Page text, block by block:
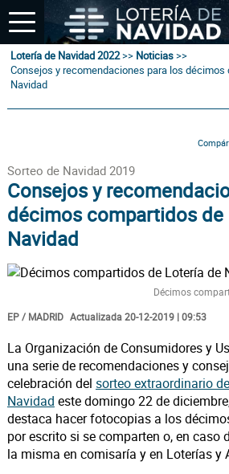
Lotería de Navidad 2022>> Noticias>>
Consejos y recomendaciones para los
Navidad
Sorteo de Navidad 2019
Consejos y
décimos compartidos de
Navidad
Décimos
EP / MADRID Actualizada 20-12-2019 | 09:53
La Organización de Consumidores y
una serie de recomendaciones y
celebración del sorteo extraordinario
Navidad este domingo 22 de
destaca hacer fotocopias a los
por escrito si se comparten o, en caso
la misma en comisaría y en Loterías y